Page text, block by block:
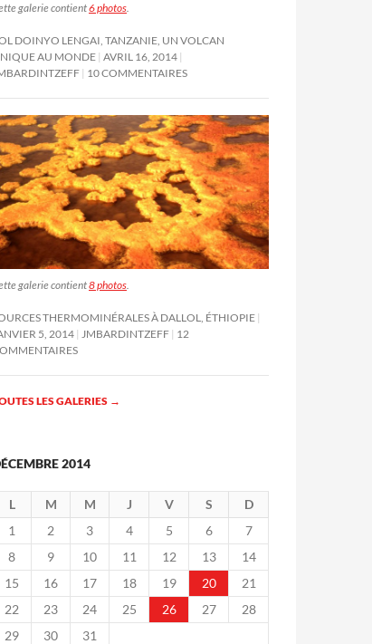
galerie contient6 photos.
DOINYO LENGAI, TANZANIE, UN VOLCAN
AU MONDE AVRIL 16, 2014
10 COMMENTAIRES
galerie contient8 photos
THERMOMINÉRALES À DALLOL, ÉTHIOPIE
5, 2014
JMBARDINTZEFF 12
LES GALERIES →
2014
L M M J V S
D
1
2 3 4 5 6
7
8
9 10 11 12 13
14
15
16 17 18 19 20
21
22
23 24 25 26 27
28
29
30
31